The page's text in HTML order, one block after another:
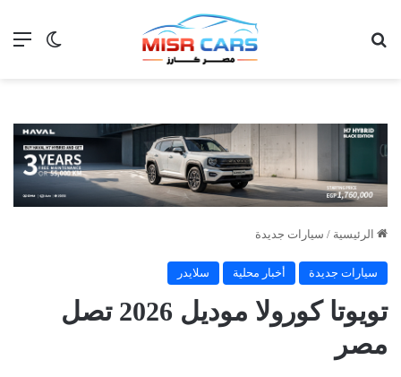
الوضع
الرئيسية / سيارات جديدة
سيارات جديدة أخبار محلية سلايدر
تويوتا كورولا موديل 2026 تصل
مصر